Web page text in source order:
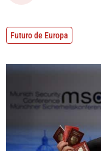
Futuro de Europa